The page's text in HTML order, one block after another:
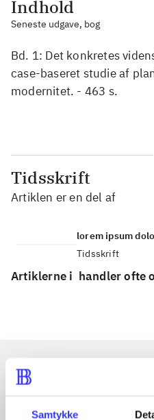
Samtykke
Indhold
Seneste udgave, bog
Bd. 1: Det konkretes
case-baseret studie af
modernitet. - 463 s.
Tidsskrift
Artiklen er en del af
lorem ipsum
Tidsskrift
Artiklerne i handler ofte